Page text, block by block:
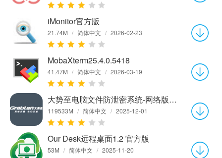
iMonitor官方版
21.74M / 简体中文 / 2026-02-23
MobaXterm25.4.0.5418
41.47M / 简体中文 / 2026-03-19
大势至电脑文件防泄密系统-网络版V18.15官方版
119533M / 简体中文 / 2025-12-01
Our Desk远程桌面1.2 官方版
53M / 简体中文 / 2025-11-20